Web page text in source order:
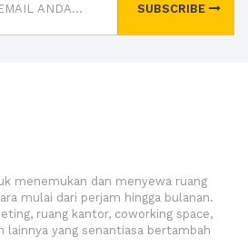
SUBSCRIBE
menemukan dan menyewa ruang
mulai dari perjam hingga bulanan.
ruang kantor, coworking space,
lainnya yang senantiasa bertambah